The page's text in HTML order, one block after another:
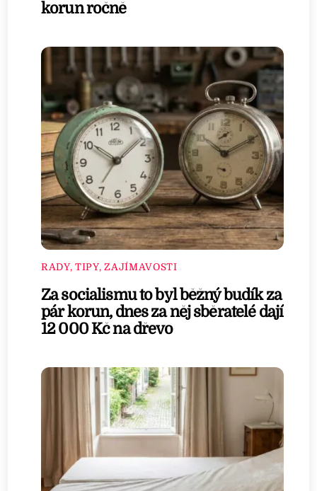
korun ročně
RADY, TIPY, ZAJÍMAVOSTI
Za socialismu to byl běžný budík za
pár korun, dnes za něj sběratelé dají
12 000 Kč na dřevo